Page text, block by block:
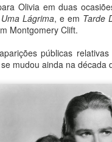
Olivia em duas
Lágrima, e em Tarde
Montgomery Clift.
públicas
mudou ainda na década